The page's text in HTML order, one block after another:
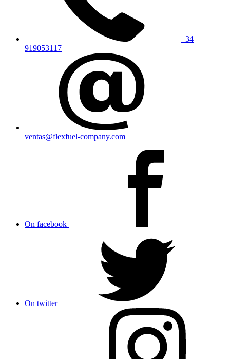
+34
919053117
ventas@flexfuel-company.com
On facebook
On twitter